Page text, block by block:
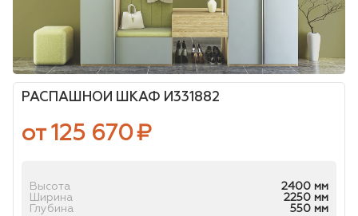
РАСПАШНОЙ ШКАФ И331882
от 125 670₽
Высота
2400 мм
Ширина
2250 мм
Глубина
550 мм